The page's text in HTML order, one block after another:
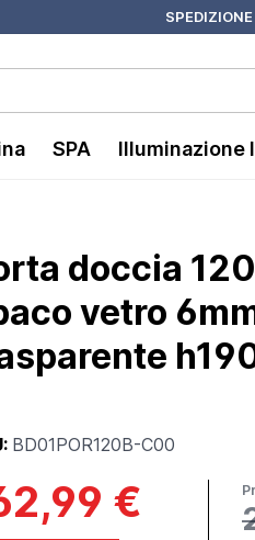
SPA Illuminazione
doccia
vetro
BD01POR120B-C00
€